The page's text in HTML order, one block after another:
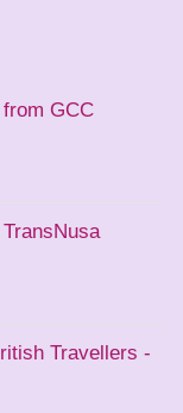
GCC
Travellers -